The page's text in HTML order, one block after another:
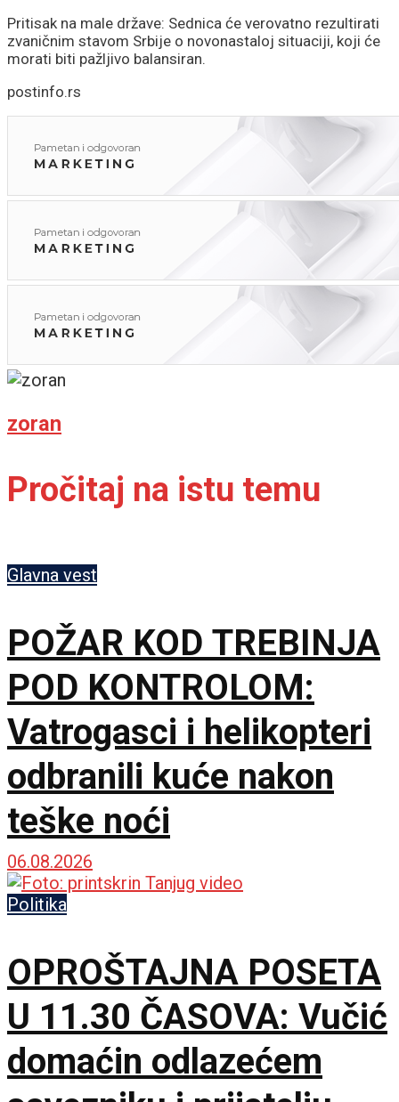
Pritisak na male države: Sednica će verovatno rezultirati
zvaničnim stavom Srbije o novonastaloj situaciji, koji će
morati biti pažljivo balansiran.
postinfo.rs
zoran
Pročitaj na istu temu
Glavna vest
POŽAR KOD TREBINJA
POD KONTROLOM:
Vatrogasci i helikopteri
odbranili kuće nakon
teške noći
06.08.2026
Politika
OPROŠTAJNA POSETA
U 11.30 ČASOVA: Vučić
domaćin odlazećem